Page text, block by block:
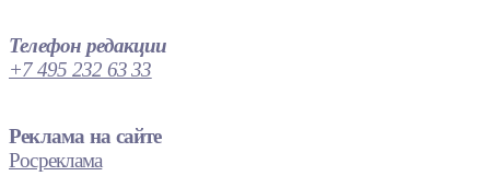
Телефон редакции
+7 495 232 63 33
Реклама на сайте
Росреклама